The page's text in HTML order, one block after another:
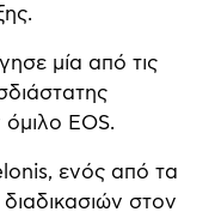
μία από τις
EOS.
ενός από τα
στον